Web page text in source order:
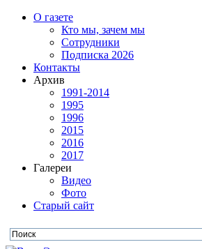
О газете
Кто мы, зачем мы
Сотрудники
Подписка 2026
Контакты
Архив
1991-2014
1995
1996
2015
2016
2017
Галереи
Видео
Фото
Старый сайт